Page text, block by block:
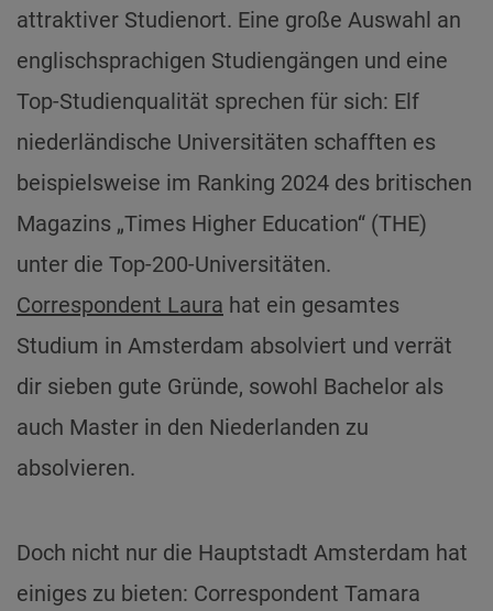
attraktiver Studienort. Eine große Auswahl an
englischsprachigen Studiengängen und eine
Top-Studienqualität sprechen für sich: Elf
niederländische Universitäten schafften es
beispielsweise im Ranking 2024 des britischen
Magazins „Times Higher Education“ (THE)
unter die Top-200-Universitäten.
Correspondent Laura hat ein gesamtes
Studium in Amsterdam absolviert und verrät
dir sieben gute Gründe, sowohl Bachelor als
auch Master in den Niederlanden zu
absolvieren.
Doch nicht nur die Hauptstadt Amsterdam hat
einiges zu bieten: Correspondent Tamara